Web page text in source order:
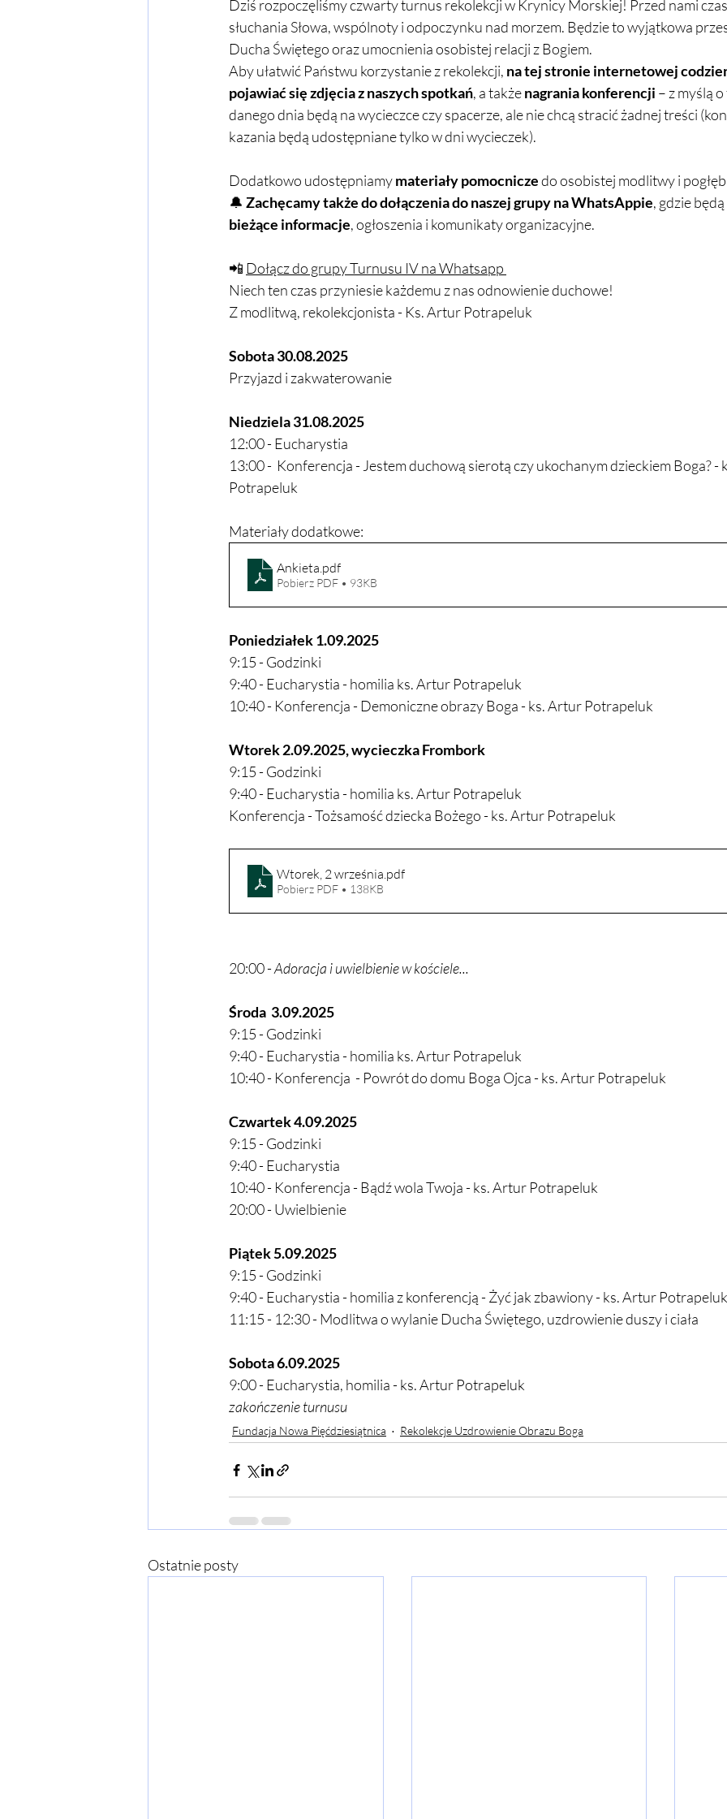
Dziś rozpoczęliśmy czwarty turnus rekolekcji w Krynicy Morskiej! Przed nami
słuchania Słowa, wspólnoty i odpoczynku nad morzem. Będzie to wyjątkowa
Ducha Świętego oraz umocnienia osobistej relacji z Bogiem.
Aby ułatwić Państwu korzystanie z rekolekcji, na tej stronie internetowej
pojawiać się zdjęcia z naszych spotkań, a także nagrania konferencji – z myślą
danego dnia będą na wycieczce czy spacerze, ale nie chcą stracić żadnej treści
kazania będą udostępniane tylko w dni wycieczek).
Dodatkowo udostępniamy materiały pomocnicze do osobistej modlitwy i
🔔 Zachęcamy także do dołączenia do naszej grupy na WhatsAppie, gdzie
bieżące informacje, ogłoszenia i komunikaty organizacyjne.
📲 Dołącz do grupy Turnusu IV na Whatsapp
Niech ten czas przyniesie każdemu z nas odnowienie duchowe!
Z modlitwą, rekolekcjonista - Ks. Artur Potrapeluk
Sobota 30.08.2025
Przyjazd i zakwaterowanie
Niedziela 31.08.2025
12:00 - Eucharystia
13:00 -  Konferencja - Jestem duchową sierotą czy ukochanym dzieckiem Boga?
Potrapeluk
Materiały dodatkowe:
Ankieta.pdf
Pobierz PDF • 93KB
Poniedziałek 1.09.2025
9:15 - Godzinki
9:40 - Eucharystia - homilia ks. Artur Potrapeluk
10:40 - Konferencja - Demoniczne obrazy Boga - ks. Artur Potrapeluk
Wtorek 2.09.2025, wycieczka Frombork
9:15 - Godzinki
9:40 - Eucharystia - homilia ks. Artur Potrapeluk
Konferencja - Tożsamość dziecka Bożego - ks. Artur Potrapeluk
Wtorek, 2 września.pdf
Pobierz PDF • 138KB
20:00 - Adoracja i uwielbienie w kościele...
Środa  3.09.2025
9:15 - Godzinki
9:40 - Eucharystia - homilia ks. Artur Potrapeluk
10:40 - Konferencja  - Powrót do domu Boga Ojca - ks. Artur Potrapeluk
Czwartek 4.09.2025
9:15 - Godzinki
9:40 - Eucharystia
10:40 - Konferencja - Bądź wola Twoja - ks. Artur Potrapeluk
20:00 - Uwielbienie
Piątek 5.09.2025
9:15 - Godzinki
9:40 - Eucharystia - homilia z konferencją - Żyć jak zbawiony - ks. Artur Potrapeluk
11:15 - 12:30 - Modlitwa o wylanie Ducha Świętego, uzdrowienie duszy i ciała
Sobota 6.09.2025
9:00 - Eucharystia, homilia - ks. Artur Potrapeluk
zakończenie turnusu
Fundacja Nowa Pięćdziesiątnica Rekolekcje Uzdrowienie Obrazu Boga
Ostatnie posty